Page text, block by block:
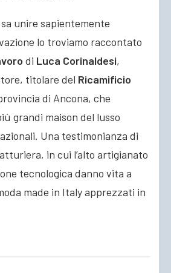
unire sapientemente
lo troviamo raccontato
di Luca Corinaldesi,
titolare del Ricamificio
di Ancona, che
grandi maison del lusso
Una testimonianza di
in cui l’alto artigianato
tecnologica danno vita a
made in Italy apprezzati in